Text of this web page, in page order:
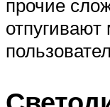
прочие
отпугивают